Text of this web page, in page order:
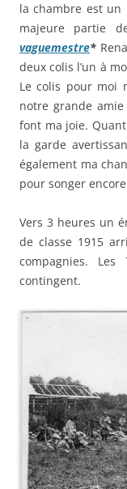
la chambre est
majeure partie
vaguemestre*
deux colis l’un à
Le colis pour moi
notre grande
font ma joie.
la garde
également ma
pour songer
Vers 3 heures un
de classe 1915
compagnies. Les
contingent.